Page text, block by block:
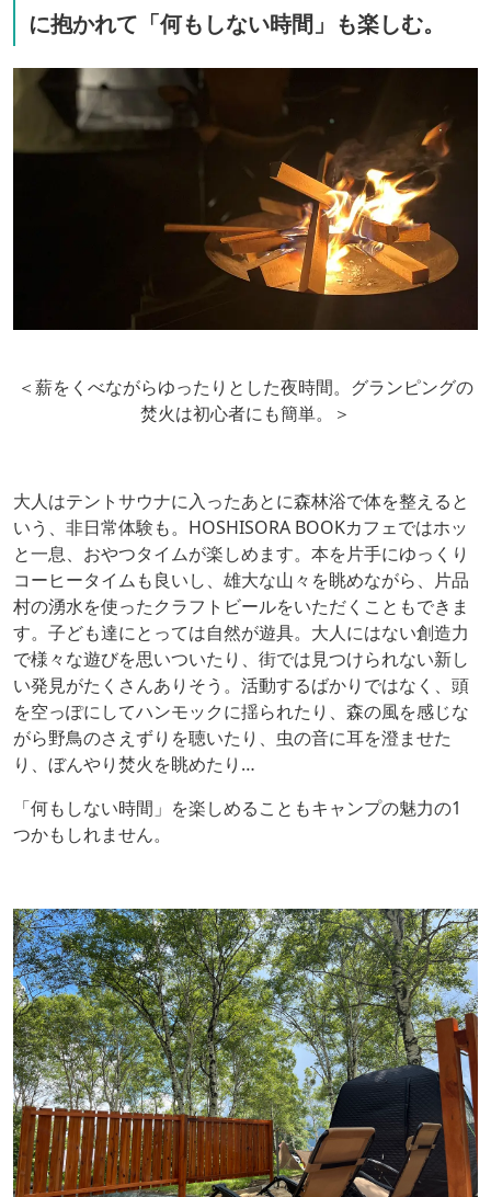
に抱かれて「何もしない時間」も楽しむ。
＜薪をくべながらゆったりとした夜時間。グランピングの
焚火は初心者にも簡単。＞
大人はテントサウナに入ったあとに森林浴で体を整えると
いう、非日常体験も。HOSHISORA BOOKカフェではホッ
と一息、おやつタイムが楽しめます。本を片手にゆっくり
コーヒータイムも良いし、雄大な山々を眺めながら、片品
村の湧水を使ったクラフトビールをいただくこともできま
す。子ども達にとっては自然が遊具。大人にはない創造力
で様々な遊びを思いついたり、街では見つけられない新し
い発見がたくさんありそう。活動するばかりではなく、頭
を空っぽにしてハンモックに揺られたり、森の風を感じな
がら野鳥のさえずりを聴いたり、虫の音に耳を澄ませた
り、ぼんやり焚火を眺めたり…
「何もしない時間」を楽しめることもキャンプの魅力の1
つかもしれません。